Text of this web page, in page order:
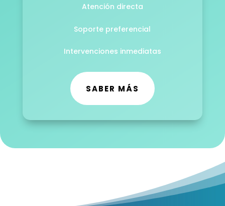
Atención directa
Soporte preferencial
Intervenciones inmediatas
SABER MÁS